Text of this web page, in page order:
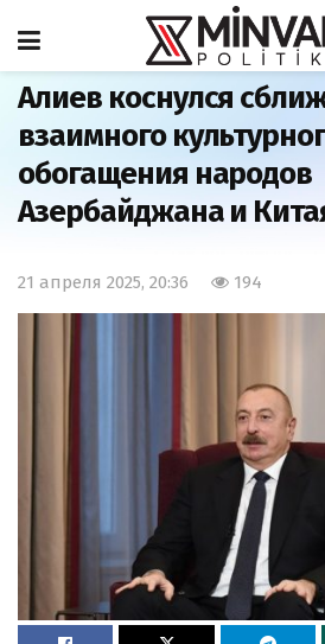
Главная Общество
Алиев коснулся
взаимного
обогащения народов
Азербайджана и
21 апреля 2025, 20:36 194